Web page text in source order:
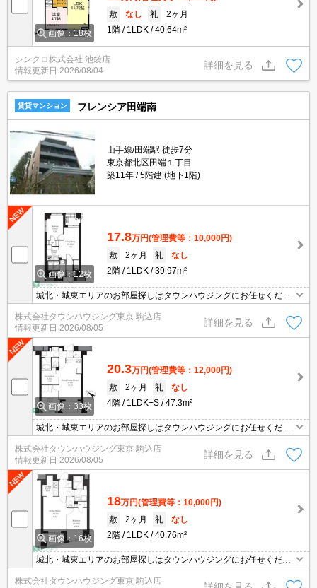
画像：18枚
敷
なし 礼
2ヶ月
1階
1LDK 40.64m²
シンクロ株式会社 池袋店
情報更新日 2026/08/04
詳細を見る
賃貸マンション フレンシア田端南
山手線/田端駅 徒歩7分
東京都北区田端１丁目
築11年
5階建 (地下1階)
画像：12枚
17.8万円(管理費等：10,000円)
敷
2ヶ月 礼
なし
2階
1LDK 39.97m²
城北・城東エリアのお部屋探しはタウンハウジングにお任せくださ
い。エリアを詳しいスタッフがご対応させて頂きます。
株式会社タウンハウジング東京 駒込店
情報更新日 2026/08/05
詳細を見る
画像：33枚
20.3万円(管理費等：12,000円)
敷
2ヶ月 礼
なし
4階
1LDK+S 47.3m²
城北・城東エリアのお部屋探しはタウンハウジングにお任せくださ
い。エリアを詳しいスタッフがご対応させて頂きます。
株式会社タウンハウジング東京 駒込店
情報更新日 2026/08/05
詳細を見る
画像：16枚
18万円(管理費等：10,000円)
敷
2ヶ月 礼
なし
2階
1LDK 40.76m²
城北・城東エリアのお部屋探しはタウンハウジングにお任せくださ
い。エリアを詳しいスタッフがご対応させて頂きます。
株式会社タウンハウジング東京 駒込店